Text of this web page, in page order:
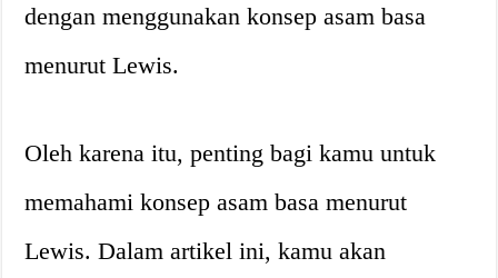
dengan menggunakan konsep asam basa
menurut Lewis.
Oleh karena itu, penting bagi kamu untuk
memahami konsep asam basa menurut
Lewis. Dalam artikel ini, kamu akan